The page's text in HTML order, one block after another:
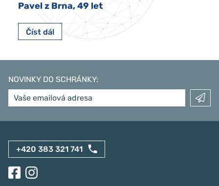
Pavel z Brna, 49 let
Číst dál
NOVINKY DO SCHRÁNKY:
+420 383 321 741